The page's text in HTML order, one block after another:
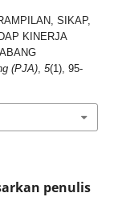
SIKAP,
KINERJA
(PJA), 5(1), 95-
penulis